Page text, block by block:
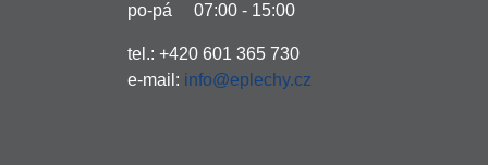
po-pá 07:00 - 15:00
tel.: +420 601 365 730
e-mail: info@eplechy.cz